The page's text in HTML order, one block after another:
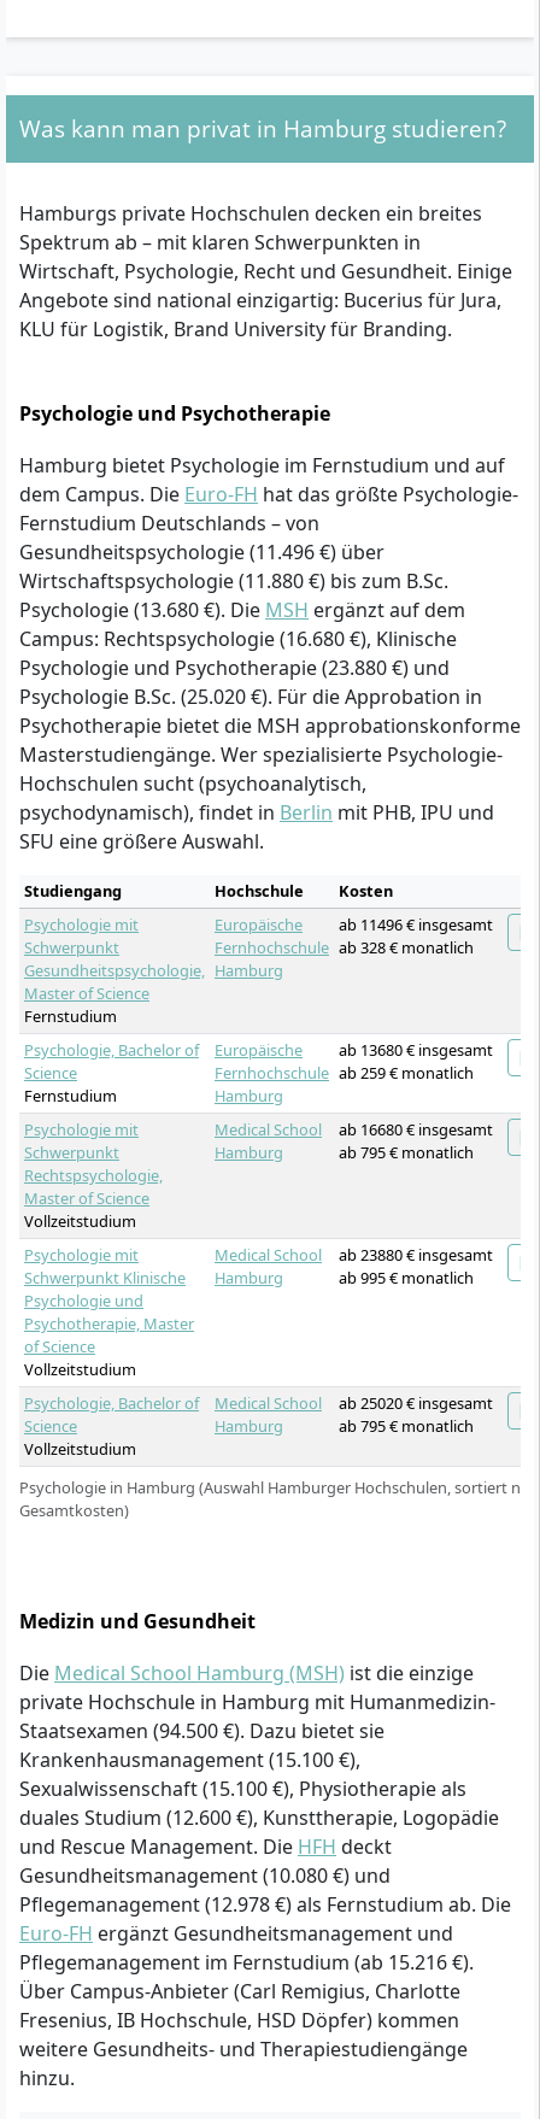
Was kann man privat in Hamburg studieren?
Hamburgs private Hochschulen decken ein breites
Spektrum ab – mit klaren Schwerpunkten in
Wirtschaft, Psychologie, Recht und Gesundheit. Einige
Angebote sind national einzigartig: Bucerius für Jura,
KLU für Logistik, Brand University für Branding.
Psychologie und Psychotherapie
Hamburg bietet Psychologie im Fernstudium und auf
dem Campus. Die Euro-FH hat das größte Psychologie-
Fernstudium Deutschlands – von
Gesundheitspsychologie (11.496 €) über
Wirtschaftspsychologie (11.880 €) bis zum B.Sc.
Psychologie (13.680 €). Die MSH ergänzt auf dem
Campus: Rechtspsychologie (16.680 €), Klinische
Psychologie und Psychotherapie (23.880 €) und
Psychologie B.Sc. (25.020 €). Für die Approbation in
Psychotherapie bietet die MSH approbationskonforme
Masterstudiengänge. Wer spezialisierte Psychologie-
Hochschulen sucht (psychoanalytisch,
psychodynamisch), findet in Berlin mit PHB, IPU und
SFU eine größere Auswahl.
Psychologie in Hamburg (Auswahl Hamburger Hochschulen, sortiert
Gesamtkosten)
Studiengang Hochschule
Kosten
Psychologie mit
Schwerpunkt
Gesundheitspsychologie,
Master of Science
Fernstudium
Europäische
Fernhochschule
Hamburg
ab 11496 € insgesamt
ab 328 € monatlich
Psychologie, Bachelor of
Science
Fernstudium
Europäische
Fernhochschule
Hamburg
ab 13680 € insgesamt
ab 259 € monatlich
Psychologie mit
Schwerpunkt
Rechtspsychologie,
Master of Science
Vollzeitstudium
Medical School
Hamburg
ab 16680 € insgesamt
ab 795 € monatlich
Psychologie mit
Schwerpunkt Klinische
Psychologie und
Psychotherapie, Master
of Science
Vollzeitstudium
Medical School
Hamburg
ab 23880 € insgesamt
ab 995 € monatlich
Psychologie, Bachelor of
Science
Vollzeitstudium
Medical School
Hamburg
ab 25020 € insgesamt
ab 795 € monatlich
Medizin und Gesundheit
Die Medical School Hamburg (MSH) ist die einzige
private Hochschule in Hamburg mit Humanmedizin-
Staatsexamen (94.500 €). Dazu bietet sie
Krankenhausmanagement (15.100 €),
Sexualwissenschaft (15.100 €), Physiotherapie als
duales Studium (12.600 €), Kunsttherapie, Logopädie
und Rescue Management. Die HFH deckt
Gesundheitsmanagement (10.080 €) und
Pflegemanagement (12.978 €) als Fernstudium ab. Die
Euro-FH ergänzt Gesundheitsmanagement und
Pflegemanagement im Fernstudium (ab 15.216 €).
Über Campus-Anbieter (Carl Remigius, Charlotte
Fresenius, IB Hochschule, HSD Döpfer) kommen
weitere Gesundheits- und Therapiestudiengänge
hinzu.